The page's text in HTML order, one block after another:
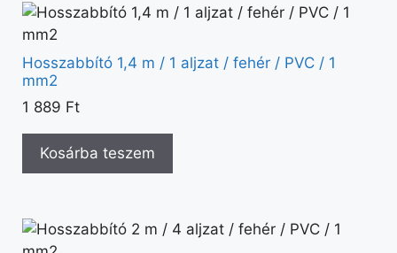
Hosszabbító 1,4 m / 1 aljzat / fehér / PVC / 1
mm2
1 889 Ft
Kosárba teszem